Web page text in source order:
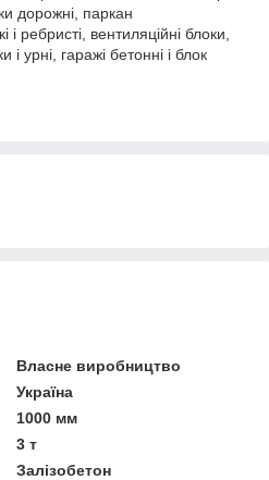
дорожні, паркан
ребристі, вентиляційні блоки,
і урні, гаражі бетонні і блок
Власне виробництво
Україна
1000 мм
3 т
Залізобетон